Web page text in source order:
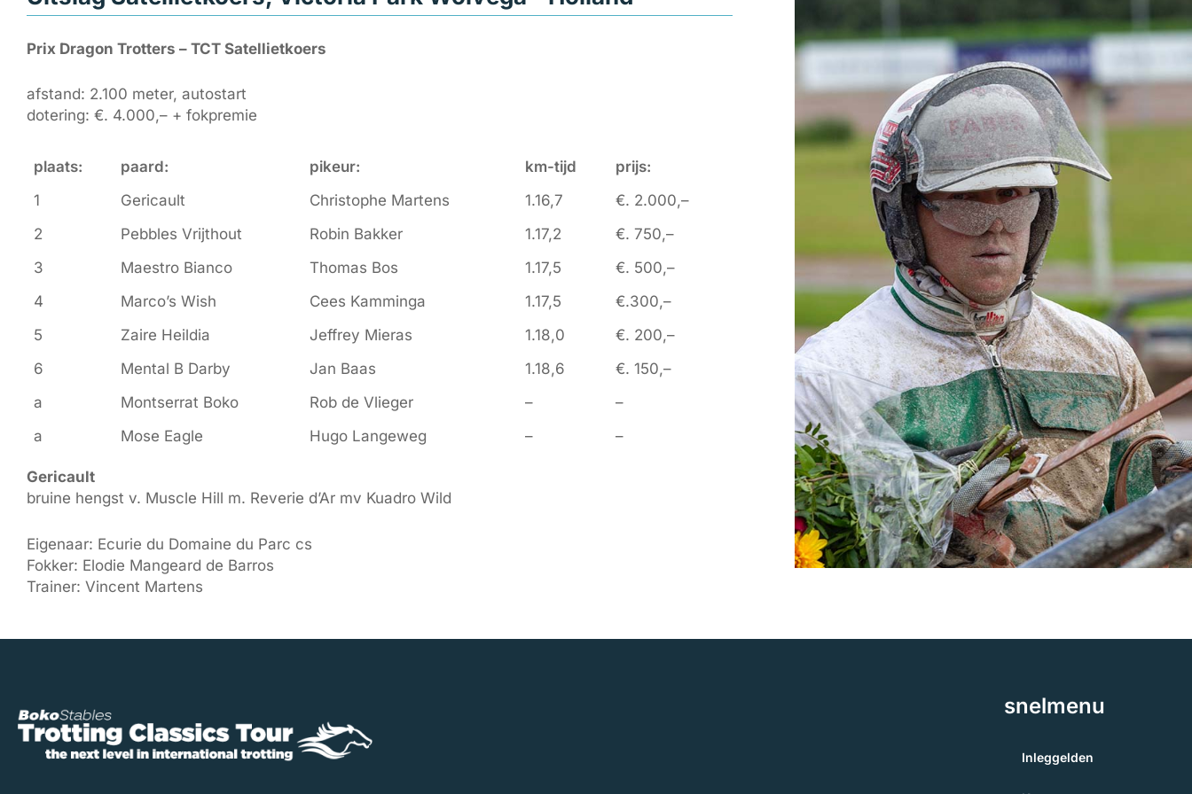
Prix Dragon Trotters – TCT Satellietkoers
afstand: 2.100 meter, autostart
dotering: €. 4.000,– + fokpremie
plaats: paard: pikeur: km-tijd
prijs:
1
Gericault Christophe Martens 1.16,7
€. 2.000,–
2
Pebbles Vrijthout Robin Bakker 1.17,2
€. 750,–
3
Maestro Bianco Thomas Bos 1.17,5
€. 500,–
4
Marco’s Wish Cees Kamminga 1.17,5
€.300,–
5
Zaire Heildia Jeffrey Mieras 1.18,0
€. 200,–
6
Mental B Darby Jan Baas 1.18,6
€. 150,–
a
Montserrat Boko Rob de Vlieger –
–
a
Mose Eagle Hugo Langeweg – –
Gericault
bruine hengst v. Muscle Hill m. Reverie d’Ar mv Kuadro Wild
Eigenaar: Ecurie du Domaine du Parc cs
Fokker: Elodie Mangeard de Barros
Trainer: Vincent Martens
snelmenu
Inleggelden